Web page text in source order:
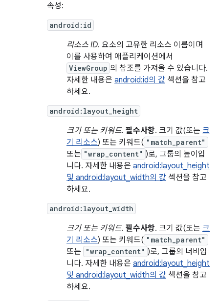
속성:
android:id
리소스 ID. 요소의 고유한 리소스 이름이며
이를 사용하여 애플리케이션에서
ViewGroup 의 참조를 가져올 수 있습니다.
자세한 내용은 android:id의 값 섹션을 참고
하세요.
android:layout_height
크기 또는 키워드. 필수사항. 크기 값(또는 크
기 리소스) 또는 키워드( "match_parent"
또는 "wrap_content" )로, 그룹의 높이입
니다. 자세한 내용은 android:layout_height
및 android:layout_width의 값 섹션을 참고
하세요.
android:layout_width
크기 또는 키워드. 필수사항. 크기 값(또는 크
기 리소스) 또는 키워드( "match_parent"
또는 "wrap_content" )로, 그룹의 너비입
니다. 자세한 내용은 android:layout_height
및 android:layout_width의 값 섹션을 참고
하세요.